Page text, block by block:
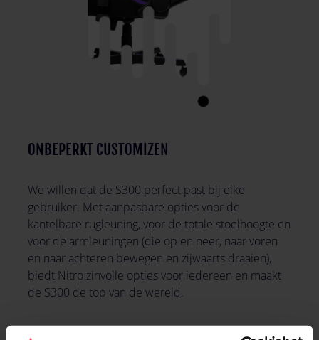
ONBEPERKT CUSTOMIZEN
We willen dat de S300 perfect past bij elke
gebruiker. Met aanpasbare opties voor de
kantelbare rugleuning, voor de totale stoelhoogte en
voor de armleuningen (die op en neer, naar voren
en naar achteren bewegen en zijwaarts draaien),
biedt Nitro zinvolle opties voor iedereen en maakt
de S300 de top van de wereld.